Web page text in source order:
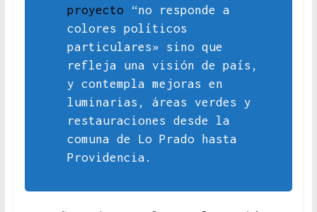
proyecto “no responde a
colores políticos
particulares» sino que
refleja una visión de país,
y contempla mejoras en
luminarias, áreas verdes y
restauraciones desde la
comuna de Lo Prado hasta
Providencia.